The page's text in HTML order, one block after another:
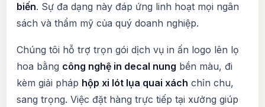
biến. Sự đa dạng này đáp ứng linh hoạt mọi ngân
sách và thẩm mỹ của quý doanh nghiệp.
Chúng tôi hỗ trợ trọn gói dịch vụ in ấn logo lên lọ
hoa bằng công nghệ in decal nung bền màu, đi
kèm giải pháp hộp xi lót lụa quai xách chỉn chu,
sang trọng. Việc đặt hàng trực tiếp tại xưởng giúp